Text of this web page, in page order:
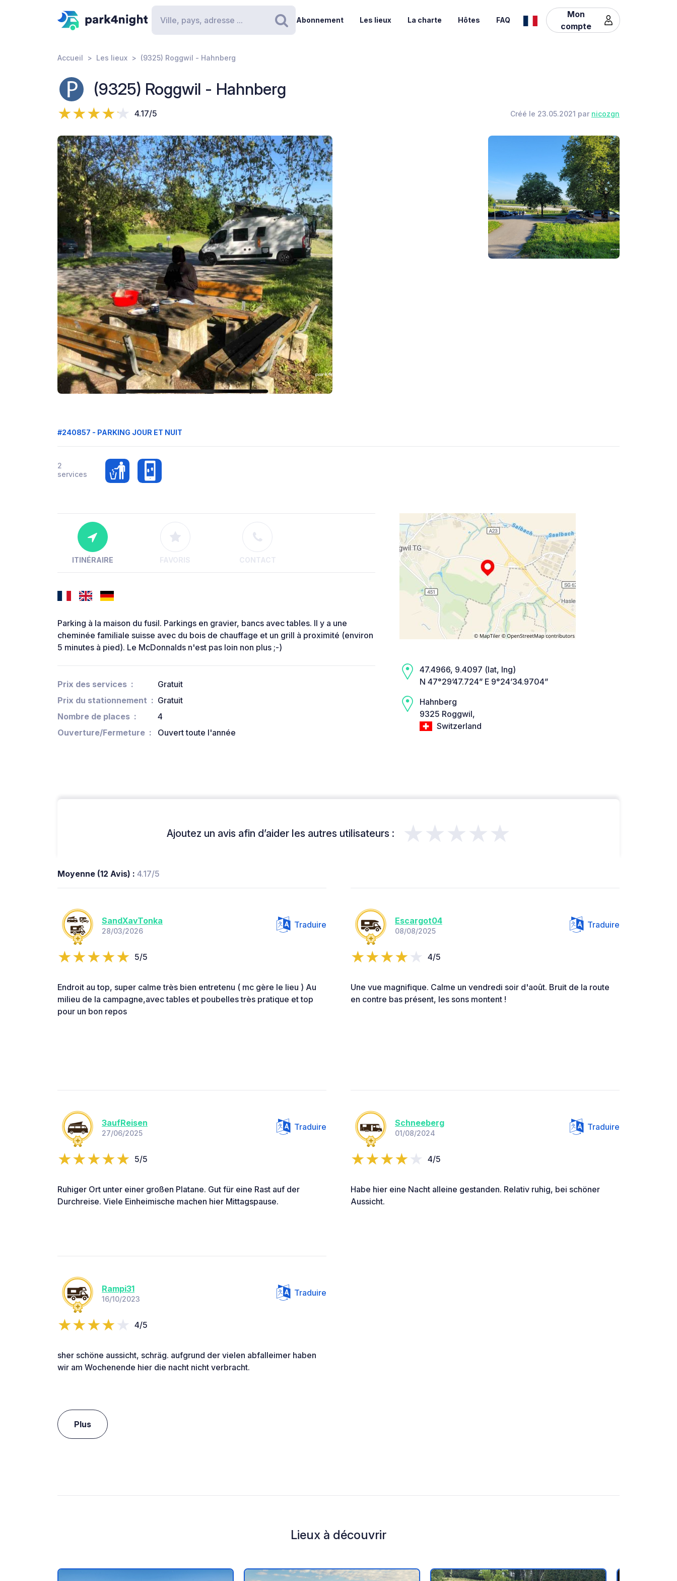
Rechercher
Abonnement Les lieux La charte Hôtes FAQ
Mon
compte
Accueil Les lieux (9325) Roggwil - Hahnberg
(9325) Roggwil - Hahnberg
4.17/5 Créé le 23.05.2021 par nicozgn
#240857 - PARKING JOUR ET NUIT
2
services
ITINÉRAIRE FAVORIS CONTACT
Parking à la maison du fusil. Parkings en gravier, bancs avec tables. Il y a une
cheminée familiale suisse avec du bois de chauffage et un grill à proximité (environ
5 minutes à pied). Le McDonnalds n'est pas loin non plus ;-)
Prix des services
Gratuit
Prix du stationnement
Gratuit
Nombre de places
4
Ouverture/Fermeture
Ouvert toute l'année
47.4966, 9.4097 (lat, lng)
N 47°29’47.724” E 9°24’34.9704”
Hahnberg
9325 Roggwil,
Switzerland
Ajoutez un avis afin d’aider les autres utilisateurs : ★★★★★
Moyenne (12 Avis) : 4.17/5
SandXavTonka
28/03/2026
Traduire
5/5
Endroit au top, super calme très bien entretenu ( mc gère le lieu ) Au
milieu de la campagne,avec tables et poubelles très pratique et top
pour un bon repos
Escargot04
08/08/2025
Traduire
4/5
Une vue magnifique. Calme un vendredi soir d'août. Bruit de la route
en contre bas présent, les sons montent !
3aufReisen
27/06/2025
Traduire
5/5
Ruhiger Ort unter einer großen Platane. Gut für eine Rast auf der
Durchreise. Viele Einheimische machen hier Mittagspause.
Schneeberg
01/08/2024
Traduire
4/5
Habe hier eine Nacht alleine gestanden. Relativ ruhig, bei schöner
Aussicht.
Rampi31
16/10/2023
Traduire
4/5
sher schöne aussicht, schräg. aufgrund der vielen abfalleimer haben
wir am Wochenende hier die nacht nicht verbracht.
Plus
Lieux à découvrir